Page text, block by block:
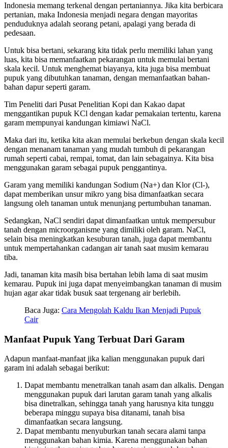
Indonesia memang terkenal dengan pertaniannya. Jika kita berbicara
pertanian, maka Indonesia menjadi negara dengan mayoritas
penduduknya adalah seorang petani, apalagi yang berada di
pedesaan.
Untuk bisa bertani, sekarang kita tidak perlu memiliki lahan yang
luas, kita bisa memanfaatkan pekarangan untuk memulai bertani
skala kecil. Untuk menghemat biayanya, kita juga bisa membuat
pupuk yang dibutuhkan tanaman, dengan memanfaatkan bahan-
bahan dapur seperti garam.
Tim Peneliti dari Pusat Penelitian Kopi dan Kakao dapat
menggantikan pupuk KCl dengan kadar pemakaian tertentu, karena
garam mempunyai kandungan kimiawi NaCl.
Maka dari itu, ketika kita akan memulai berkebun dengan skala kecil
dengan menanam tanaman yang mudah tumbuh di pekarangan
rumah seperti cabai, rempai, tomat, dan lain sebagainya. Kita bisa
menggunakan garam sebagai pupuk penggantinya.
Garam yang memiliki kandungan Sodium (Na+) dan Klor (Cl-),
dapat memberikan unsur mikro yang bisa dimanfaatkan secara
langsung oleh tanaman untuk menunjang pertumbuhan tanaman.
Sedangkan, NaCl sendiri dapat dimanfaatkan untuk mempersubur
tanah dengan microorganisme yang dimiliki oleh garam. NaCl,
selain bisa meningkatkan kesuburan tanah, juga dapat membantu
untuk mempertahankan cadangan air tanah saat musim kemarau
tiba.
Jadi, tanaman kita masih bisa bertahan lebih lama di saat musim
kemarau. Pupuk ini juga dapat menyeimbangkan tanaman di musim
hujan agar akar tidak busuk saat tergenang air berlebih.
Baca Juga: Cara Mengolah Kaldu Ikan Menjadi Pupuk
Cair
Manfaat Pupuk Yang Terbuat Dari Garam
Adapun manfaat-manfaat jika kalian menggunakan pupuk dari
garam ini adalah sebagai berikut:
Dapat membantu menetralkan tanah asam dan alkalis. Dengan
menggunakan pupuk dari larutan garam tanah yang alkalis
bisa dinetralkan, sehingga tanah yang harusnya kita tunggu
beberapa minggu supaya bisa ditanami, tanah bisa
dimanfaatkan secara langsung.
Dapat membantu menyuburkan tanah secara alami tanpa
menggunakan bahan kimia. Karena menggunakan bahan